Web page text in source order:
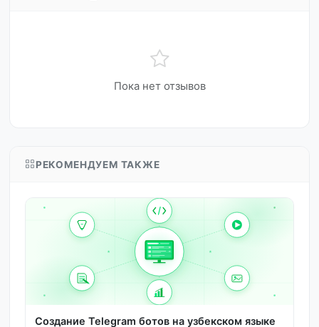
Пока нет отзывов
РЕКОМЕНДУЕМ ТАКЖЕ
Создание Telegram ботов на узбекском языке